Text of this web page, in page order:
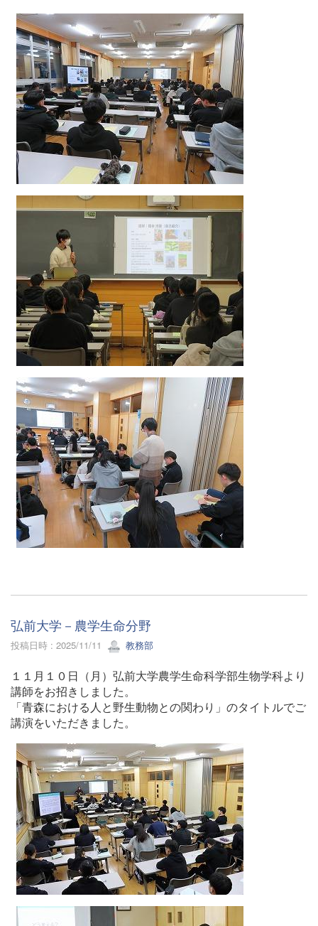
弘前大学－農学生命分野
投稿日時 : 2025/11/11 教務部
１１月１０日（月）弘前大学農学生命科学部生物学科より
講師をお招きしました。
「青森における人と野生動物との関わり」のタイトルでご
講演をいただきました。